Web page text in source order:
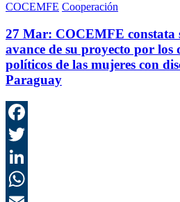
COCEMFE Cooperación
27 Mar: COCEMFE constata
avance de su proyecto por los
políticos de las mujeres con
Paraguay